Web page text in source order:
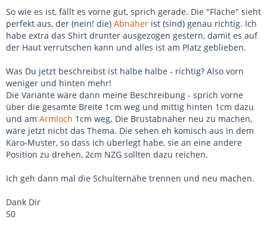
So wie es ist, fällt es vorne gut, sprich gerade. Die "Fläche" sieht
perfekt aus, der (nein! die) Abnäher ist (sind) genau richtig. Ich
habe extra das Shirt drunter ausgezogen gestern, damit es auf
der Haut verrutschen kann und alles ist am Platz geblieben.
Was Du jetzt beschreibst ist halbe halbe - richtig? Also vorn
weniger und hinten mehr!
Die Variante wäre dann meine Beschreibung - sprich vorne
über die gesamte Breite 1cm weg und mittig hinten 1cm dazu
und am Armloch 1cm weg. Die Brustabnäher neu zu machen,
wäre jetzt nicht das Thema. Die sehen eh komisch aus in dem
Karo-Muster, so dass ich überlegt habe, sie an eine andere
Position zu drehen, 2cm NZG sollten dazu reichen.
Ich geh dann mal die Schulternähe trennen und neu machen.
Dank Dir
50